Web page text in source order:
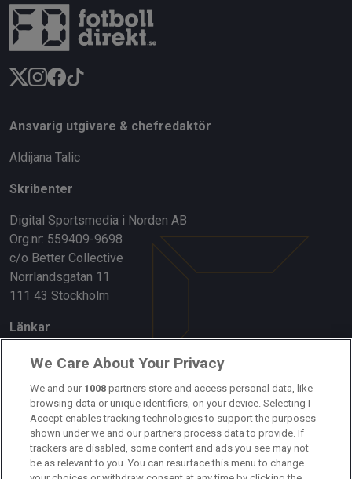
Ansvarig utgivare & chefredaktör
Aldijana Talic
Skribenter
Digital Sportsmedia i Norden AB
Org.nr: 559409-9698
c/o Better Collective
Norrlandsgatan 11
111 43 Stockholm
Länkar
Om oss
Kontakta oss
Kundtjänst
Sponsor: Rekatochklart
We Care About Your Privacy
We and our 1008 partners store and access personal data, like
browsing data or unique identifiers, on your device. Selecting I
Accept enables tracking technologies to support the purposes
shown under we and our partners process data to provide. If
trackers are disabled, some content and ads you see may not
be as relevant to you. You can resurface this menu to change